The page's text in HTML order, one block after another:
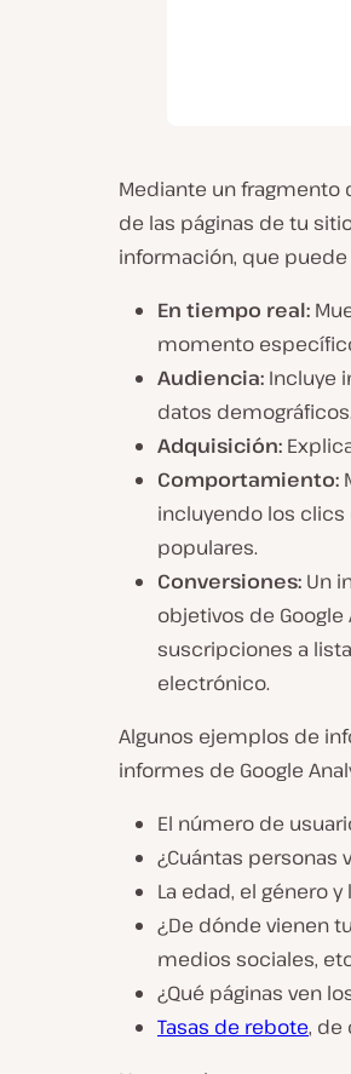
Mediante un fragmento
de las páginas de tu
información, que
En tiempo real:
momento
Audiencia: Incluye
datos demográficos.
Adquisición:
Comportamiento:
incluyendo los clics
populares.
Conversiones: Un
objetivos de
suscripciones a
electrónico.
Algunos ejemplos de
informes de Google
El número de
¿Cuántas personas
La edad, el género
¿De dónde vienen
medios sociales,
¿Qué páginas ven
Tasas de rebote, de